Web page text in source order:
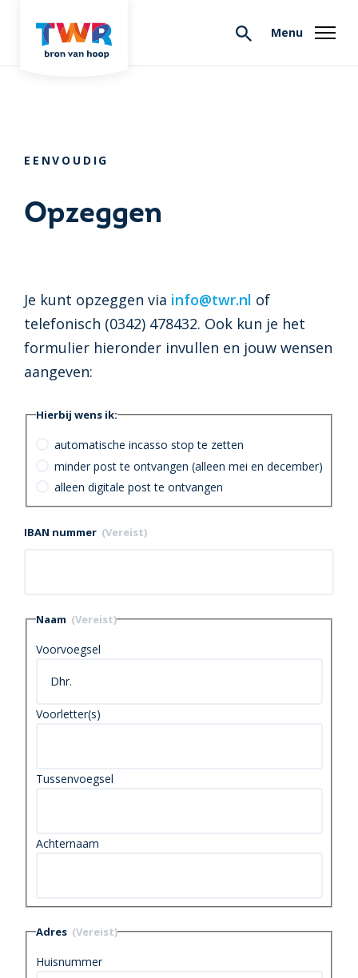
Menu
EENVOUDIG
Opzeggen
Je kunt opzeggen via info@twr.nl of
telefonisch (0342) 478432. Ook kun je het
formulier hieronder invullen en jouw wensen
aangeven:
Hierbij wens ik:
automatische incasso stop te zetten
minder post te ontvangen (alleen mei en december)
alleen digitale post te ontvangen
IBAN nummer (Vereist)
Naam (Vereist)
Voorvoegsel
Voorletter(s)
Tussenvoegsel
Achternaam
Adres (Vereist)
Huisnummer